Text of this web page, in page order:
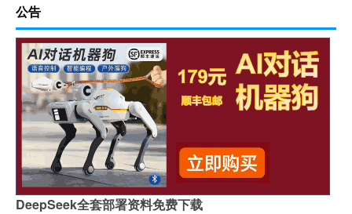
公告
DeepSeek全套部署资料免费下载